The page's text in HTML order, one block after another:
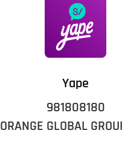
Yape
981808180
ORANGE GLOBAL